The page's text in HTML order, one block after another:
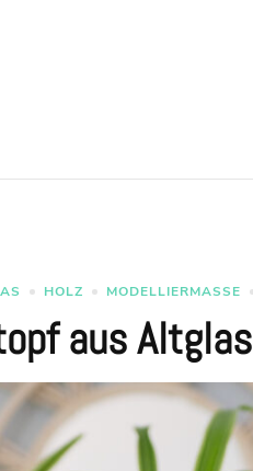
HOLZ MODELLIERMASSE
aus Altglas